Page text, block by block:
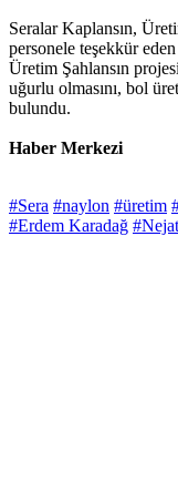
Seralar Kaplansın,
personele teşekkür
Üretim Şahlansın
uğurlu olmasını, bol
bulundu.
Haber Merkezi
#Sera #naylon #üretim
#Erdem Karadağ